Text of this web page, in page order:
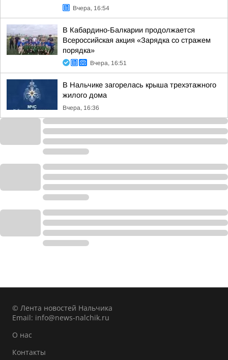
Вчера, 16:54
В Кабардино-Балкарии продолжается
Всероссийская акция «Зарядка со стражем
порядка»
Вчера, 16:51
В Нальчике загорелась крыша трехэтажного
жилого дома
Вчера, 16:36
© Лента новостей Нальчика
Email: info@news-nalchik.ru
О нас
Контакты